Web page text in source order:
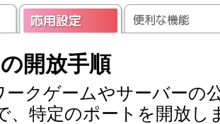
開放手順
ークゲームやサーバーの
、特定のポートを開放し